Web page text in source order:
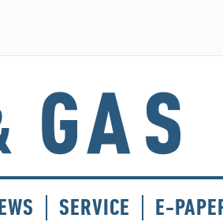
SERVICE E-